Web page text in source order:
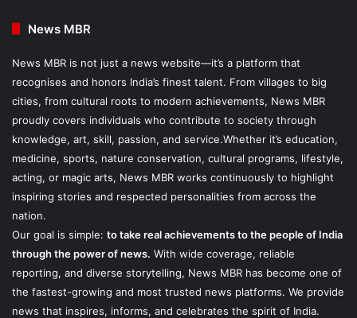
News MBR
News MBR is not just a news website—it’s a platform that
recognises and honors India’s finest talent. From villages to big
cities, from cultural roots to modern achievements, News MBR
proudly covers individuals who contribute to society through
knowledge, art, skill, passion, and service.Whether it’s education,
medicine, sports, nature conservation, cultural programs, lifestyle,
acting, or magic arts, News MBR works continuously to highlight
inspiring stories and respected personalities from across the
nation.
Our goal is simple: to take real achievements to the people of India
through the power of news. With wide coverage, reliable
reporting, and diverse storytelling, News MBR has become one of
the fastest-growing and most trusted news platforms. We provide
news that inspires, informs, and celebrates the spirit of India.